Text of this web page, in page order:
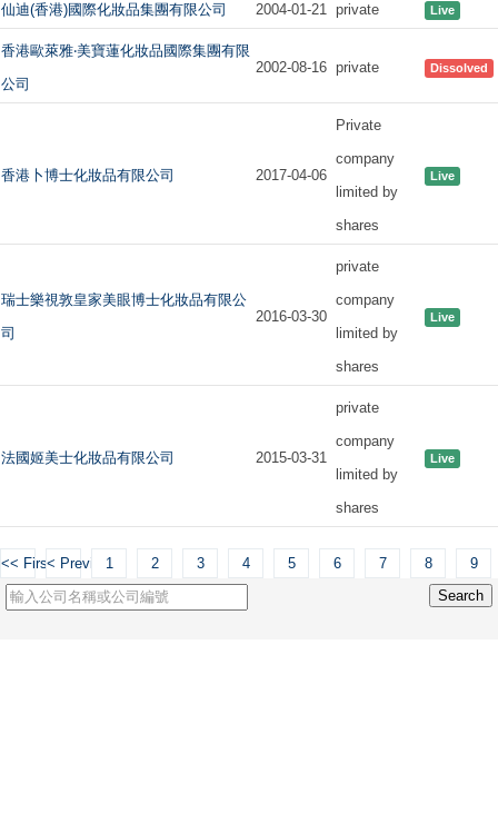
仙迪(香港)國際化妝品集團有限公司 2004-01-21 private Live
香港歐萊雅‧美寶蓮化妝品國際集團有限
公司
2002-08-16 private Dissolved
香港卜博士化妝品有限公司 2017-04-06
Private
company
limited by
shares
Live
瑞士樂視敦皇家美眼博士化妝品有限公
司
2016-03-30
private
company
limited by
shares
Live
法國姬美士化妝品有限公司 2015-03-31
private
company
limited by
shares
Live
<< First< Previous1 2 3 4 5 6 7 8 9